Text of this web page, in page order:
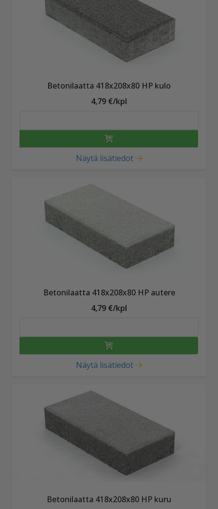
Betonilaatta 418x208x80 HP kulo
4,79 €/kpl
Näytä lisätiedot
Betonilaatta 418x208x80 HP autere
4,79 €/kpl
Näytä lisätiedot
Betonilaatta 418x208x80 HP kuru